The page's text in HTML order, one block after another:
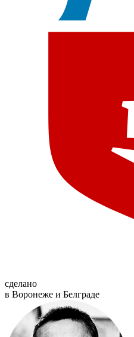
сделано
в Воронеже и Белграде